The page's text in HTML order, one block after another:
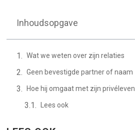
Inhoudsopgave
Wat we weten over zijn relaties
Geen bevestigde partner of naam
Hoe hij omgaat met zijn privéleven
Lees ook